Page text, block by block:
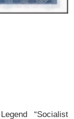
“Socialist